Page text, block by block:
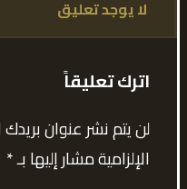
لا يوجد تعليق
اترك تعليقاً
لن يتم نشر عنوان بريدك
الإلزامية مشار إليها بـ*